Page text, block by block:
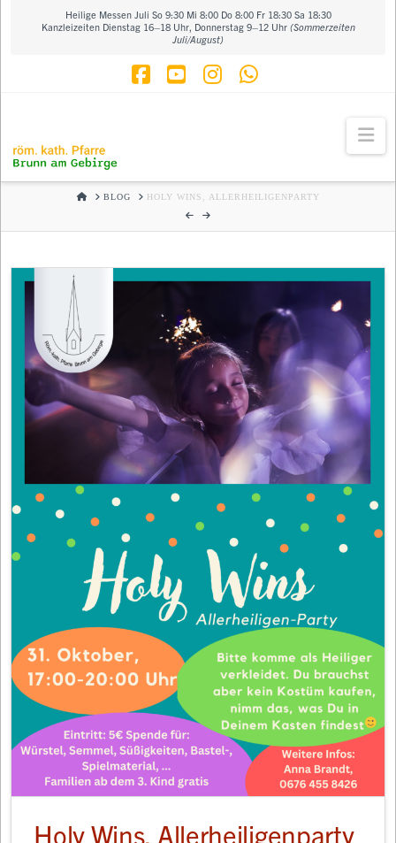
Heilige Messen Juli So 9:30 Mi 8:00 Do 8:00 Fr 18:30 Sa 18:30
Kanzleizeiten Dienstag 16–18 Uhr, Donnerstag 9–12 Uhr (Sommerzeiten
Juli/August)
HOMEBLOG HOLY WINS, ALLERHEILIGENPARTY
Holy Wins, Allerheiligenparty